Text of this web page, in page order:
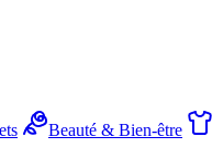
Beauté & Bien-être